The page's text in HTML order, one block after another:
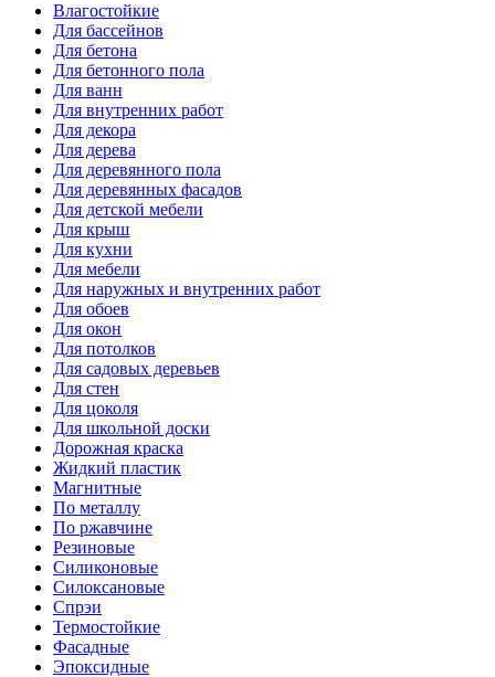
Влагостойкие
Для бассейнов
Для бетона
Для бетонного пола
Для ванн
Для внутренних работ
Для декора
Для дерева
Для деревянного пола
Для деревянных фасадов
Для детской мебели
Для крыш
Для кухни
Для мебели
Для наружных и внутренних работ
Для обоев
Для окон
Для потолков
Для садовых деревьев
Для стен
Для цоколя
Для школьной доски
Дорожная краска
Жидкий пластик
Магнитные
По металлу
По ржавчине
Резиновые
Силиконовые
Силоксановые
Спрэи
Термостойкие
Фасадные
Эпоксидные